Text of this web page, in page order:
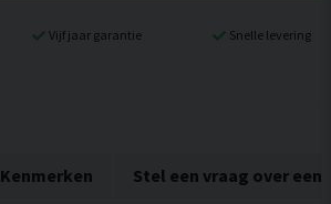
Vijf jaar garantie Snelle levering
Kenmerken Stel een vraag over een